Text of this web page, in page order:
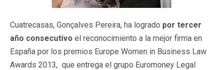
Cuatrecasas, Gonçalves Pereira, ha logrado por tercer
año consecutivo el reconocimiento a la mejor firma en
España por los premios Europe Women in Business Law
Awards 2013, que entrega el grupo Euromoney Legal